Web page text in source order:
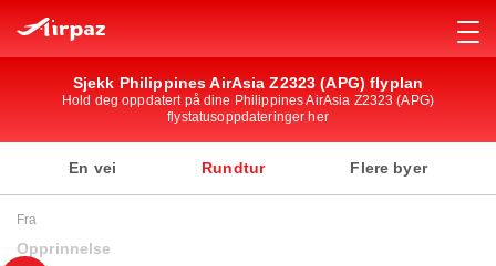
Sjekk Philippines AirAsia Z2323 (APG) flyplan
Hold deg oppdatert på dine Philippines AirAsia Z2323 (APG)
flystatusoppdateringer her
En vei Rundtur Flere byer
Fra
Opprinnelse